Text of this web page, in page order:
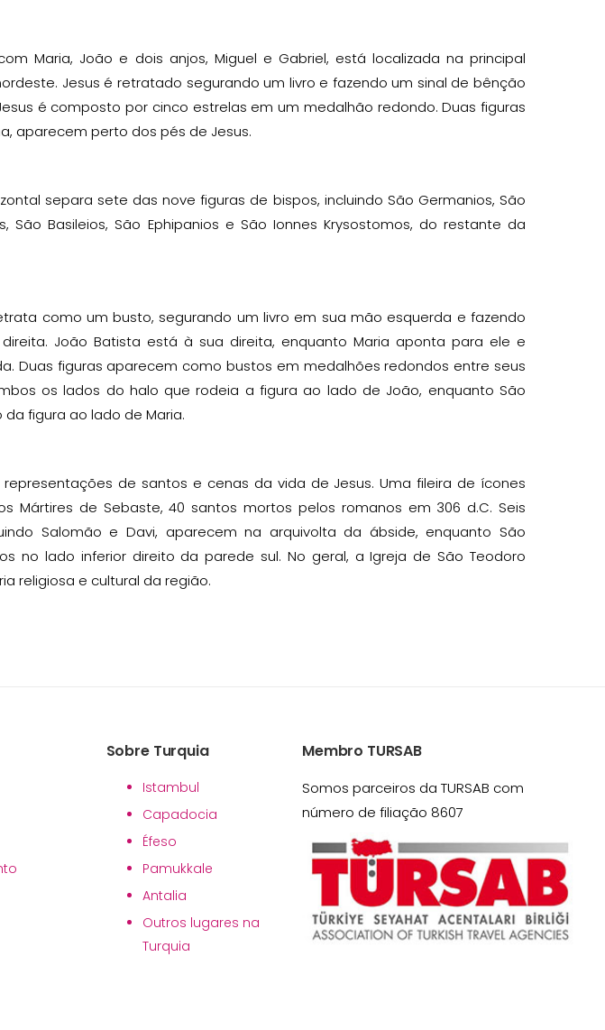
Maria, João e dois anjos, Miguel e Gabriel, está localizada na principal
Jesus é retratado segurando um livro e fazendo um sinal de bênção
é composto por cinco estrelas em um medalhão redondo. Duas figuras
aparecem perto dos pés de Jesus.
separa sete das nove figuras de bispos, incluindo São Germanios, São
São Basileios, São Ephipanios e São Ionnes Krysostomos, do restante da
como um busto, segurando um livro em sua mão esquerda e fazendo
João Batista está à sua direita, enquanto Maria aponta para ele e
Duas figuras aparecem como bustos em medalhões redondos entre seus
os lados do halo que rodeia a figura ao lado de João, enquanto São
figura ao lado de Maria.
de santos e cenas da vida de Jesus. Uma fileira de ícones
Mártires de Sebaste, 40 santos mortos pelos romanos em 306 d.C. Seis
Salomão e Davi, aparecem na arquivolta da ábside, enquanto São
no lado inferior direito da parede sul. No geral, a Igreja de São Teodoro
religiosa e cultural da região.
Sobre Turquia
Istambul
Capadocia
Éfeso
Pamukkale
Antalia
Outros lugares na
Turquia
Membro TURSAB
Somos parceiros da TURSAB com
número de filiação 8607